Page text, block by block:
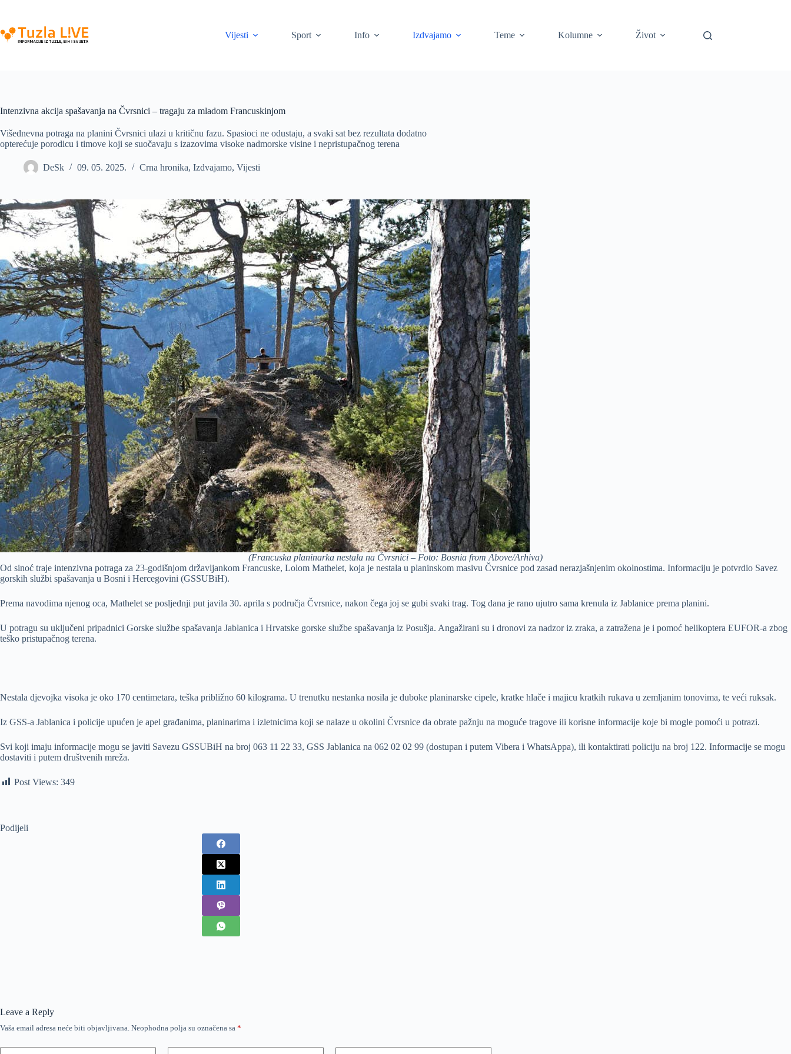
content
Vijesti
Sport Info Izdvajamo Teme Kolumne Život
Intenzivna akcija spašavanja na Čvrsnici – tragaju za mladom Francuskinjom
Višednevna potraga na planini Čvrsnici ulazi u kritičnu fazu. Spasioci ne odustaju, a svaki sat bez rezultata dodatno
opterećuje porodicu i timove koji se suočavaju s izazovima visoke nadmorske visine i nepristupačnog terena
DeSk 09. 05. 2025. Crna hronika, Izdvajamo, Vijesti
(Francuska planinarka nestala na Čvrsnici – Foto: Bosnia from Above/Arhiva)
Od sinoć traje intenzivna potraga za 23-godišnjom državljankom Francuske, Lolom Mathelet, koja je nestala u planinskom masivu Čvrsnice pod zasad nerazjašnjenim okolnostima. Informaciju je potvrdio Savez
gorskih službi spašavanja u Bosni i Hercegovini (GSSUBiH).
Prema navodima njenog oca, Mathelet se posljednji put javila 30. aprila s područja Čvrsnice, nakon čega joj se gubi svaki trag. Tog dana je rano ujutro sama krenula iz Jablanice prema planini.
U potragu su uključeni pripadnici Gorske službe spašavanja Jablanica i Hrvatske gorske službe spašavanja iz Posušja. Angažirani su i dronovi za nadzor iz zraka, a zatražena je i pomoć helikoptera EUFOR-a zbog
teško pristupačnog terena.
Nestala djevojka visoka je oko 170 centimetara, teška približno 60 kilograma. U trenutku nestanka nosila je duboke planinarske cipele, kratke hlače i majicu kratkih rukava u zemljanim tonovima, te veći ruksak.
Iz GSS-a Jablanica i policije upućen je apel građanima, planinarima i izletnicima koji se nalaze u okolini Čvrsnice da obrate pažnju na moguće tragove ili korisne informacije koje bi mogle pomoći u potrazi.
Svi koji imaju informacije mogu se javiti Savezu GSSUBiH na broj 063 11 22 33, GSS Jablanica na 062 02 02 99 (dostupan i putem Vibera i WhatsAppa), ili kontaktirati policiju na broj 122. Informacije se mogu
dostaviti i putem društvenih mreža.
Post Views: 349
Podijeli
Leave a Reply
Vaša email adresa neće biti objavljivana. Neophodna polja su označena sa *